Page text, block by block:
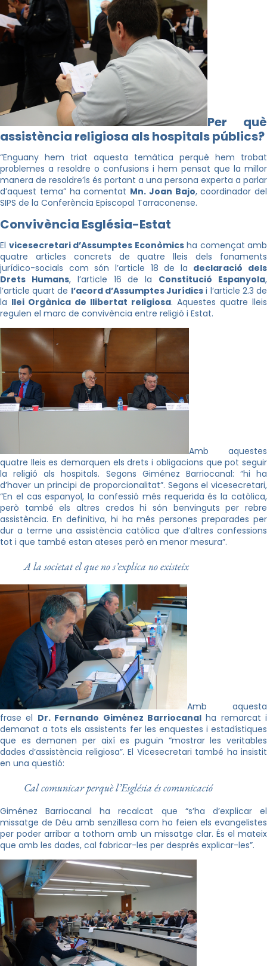
Per què
assistència religiosa als hospitals públics?
“Enguany hem triat aquesta temàtica perquè hem trobat
problemes a resoldre o confusions i hem pensat que la millor
manera de resoldre’ls és portant a una persona experta a parlar
d’aquest tema” ha comentat Mn. Joan Bajo, coordinador del
SIPS de la Conferència Episcopal Tarraconense.
Convivència Església-Estat
El vicesecretari d’Assumptes Econòmicsha començat amb
quatre articles concrets de quatre lleis dels fonaments
jurídico-socials com són l’article 18 de la declaració dels
Drets Humans, l’article 16 de la Constitució Espanyola,
l’article quart de l’acord d’Assumptes Jurídics i l’article 2.3 de
la llei Orgànica de llibertat religiosa. Aquestes quatre lleis
regulen el marc de convivència entre religió i Estat.
Amb aquestes
quatre lleis es demarquen els drets i obligacions que pot seguir
la religió als hospitals. Segons Giménez Barriocanal: “hi ha
d’haver un principi de proporcionalitat”. Segons el vicesecretari,
“En el cas espanyol, la confessió més requerida és la catòlica,
però també els altres credos hi són benvinguts per rebre
assistència. En definitiva, hi ha més persones preparades per
dur a terme una assistència catòlica que d’altres confessions
tot i que també estan ateses però en menor mesura”.
A la societat el que no s’explica no existeix
Amb aquesta
frase el Dr. Fernando Giménez Barriocanalha remarcat i
demanat a tots els assistents fer les enquestes i estadístiques
que es demanen per així es puguin “mostrar les veritables
dades d’assistència religiosa”. El Vicesecretari també ha insistit
en una qüestió:
Cal comunicar perquè l’Església és comunicació
Giménez Barriocanal ha recalcat que “s’ha d’explicar el
missatge de Déu amb senzillesa com ho feien els evangelistes
per poder arribar a tothom amb un missatge clar. És el mateix
que amb les dades, cal fabricar-les per després explicar-les”.